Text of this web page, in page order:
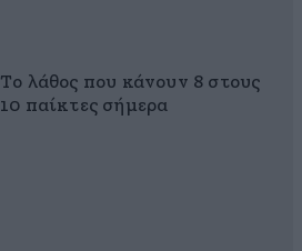
Το λάθος που κάνουν 8 στους
10 παίκτες σήμερα